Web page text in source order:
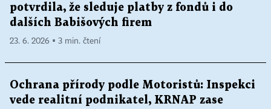
potvrdila, že sleduje platby z fondů i do
dalších Babišových firem
23. 6. 2026 ▪ 3 min. čtení
Ochrana přírody podle Motoristů: Inspekci
vede realitní podnikatel, KRNAP zase